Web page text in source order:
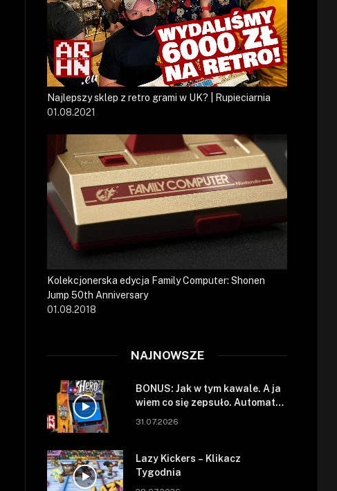
Najlepszy sklep z retro grami w UK? | Rupieciarnia
01.08.2021
Kolekcjonerska edycja Family Computer: Shonen
Jump 50th Anniversary
01.08.2018
NAJNOWSZE
BONUS: Jak w tym kawale. A ja
wiem co się zepsuło. Automat
się zepsuł.
31.07.2026
Lazy Kickers – Klikacz
Tygodnia